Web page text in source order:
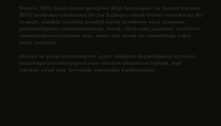
Sitemiz, 5651 Sayılı Kanun gereğince Bilgi Teknolojileri ve İletişim Kurumu
(BTK) tarafından onaylanmış bir Yer Sağlayıcı olarak hizmet vermektedir. Bu
nedenle, sitedeki içerikleri proaktif olarak denetleme veya araştırma
yükümlülüğümüz bulunmamaktadır. Ancak, üyelerimiz yazdıkları içeriklerin
sorumluluğunu taşımakta olup, siteye üye olarak bu sorumluluğu kabul
etmiş sayılırlar.
Hukuka ve yasal düzenlemelere aykırı olduğunu düşündüğünüz içerikleri,
backlinkpanelicomtr@gmail.com adresine bildirmeniz halinde, ilgili
içerikler yasal süre içerisinde sitemizden kaldırılacaktır.